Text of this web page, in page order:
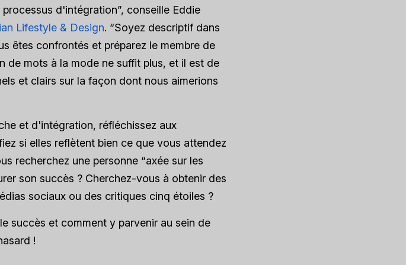
d'intégration”, conseille Eddie
Lifestyle & Design. “Soyez descriptif dans
êtes confrontés et préparez le membre de
de mots à la mode ne suffit plus, et il est de
et clairs sur la façon dont nous aimerions
et d'intégration, réfléchissez aux
si elles reflètent bien ce que vous attendez
recherchez une personne “axée sur les
son succès ? Cherchez-vous à obtenir des
sociaux ou des critiques cinq étoiles ?
succès et comment y parvenir au sein de
!